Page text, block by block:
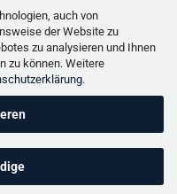
auch von
der Website zu
zu analysieren und Ihnen
zu können. Weitere
.